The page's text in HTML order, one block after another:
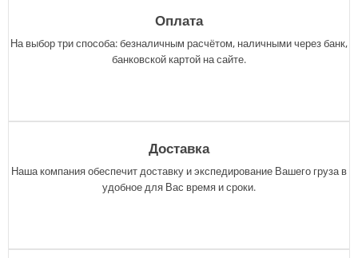
Оплата
На выбор три способа: безналичным расчётом, наличными через банк,
банковской картой на сайте.
Доставка
Наша компания обеспечит доставку и экспедирование Вашего груза в
удобное для Вас время и сроки.